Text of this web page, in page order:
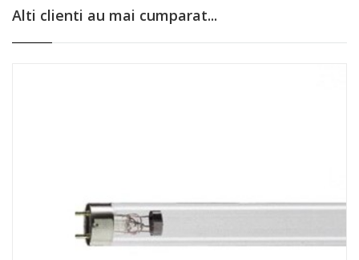
Alti clienti au mai cumparat...